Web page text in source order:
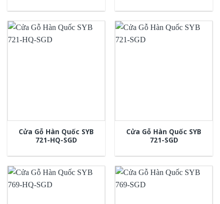
Cửa Gỗ Hàn Quốc SYB
721-HQ-SGD
Cửa Gỗ Hàn Quốc SYB
721-SGD